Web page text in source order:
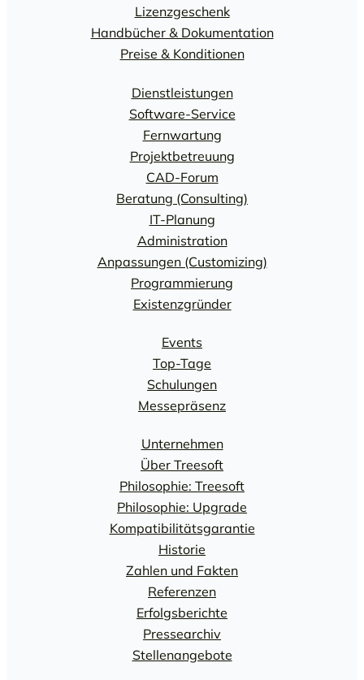
Lizenzgeschenk
Handbücher & Dokumentation
Preise & Konditionen
Dienstleistungen
Software-Service
Fernwartung
Projektbetreuung
CAD-Forum
Beratung (Consulting)
IT-Planung
Administration
Anpassungen (Customizing)
Programmierung
Existenzgründer
Events
Top-Tage
Schulungen
Messepräsenz
Unternehmen
Über Treesoft
Philosophie: Treesoft
Philosophie: Upgrade
Kompatibilitätsgarantie
Historie
Zahlen und Fakten
Referenzen
Erfolgsberichte
Pressearchiv
Stellenangebote